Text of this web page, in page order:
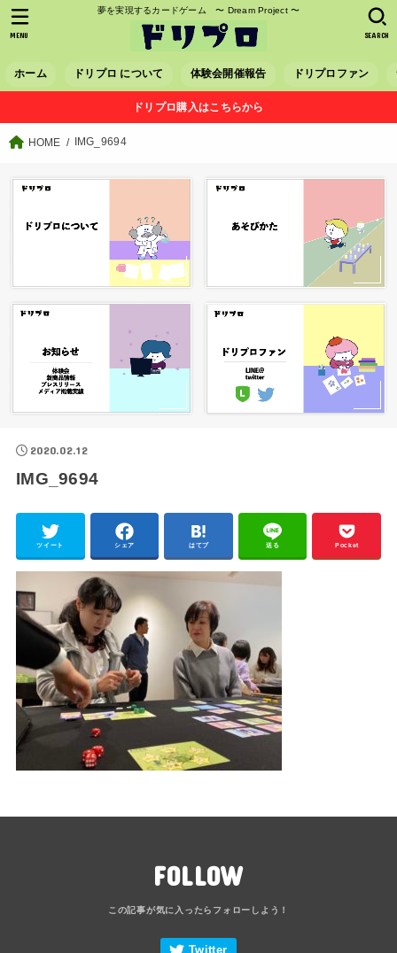
夢を実現するカードゲーム 〜 Dream Project 〜
ホーム ドリプロ について 体験会開催報告 ドリプロファン
SEARCH
MENU
ドリプロ購入はこちらから
HOME IMG_9694
2020.02.12
IMG_9694
ツイート シェア はてブ 送る Pocket
FOLLOW